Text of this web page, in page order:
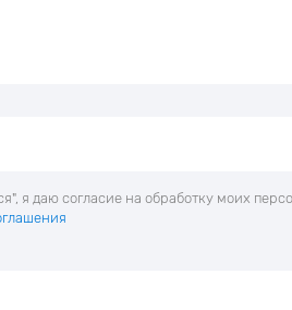
я даю согласие на обработку моих